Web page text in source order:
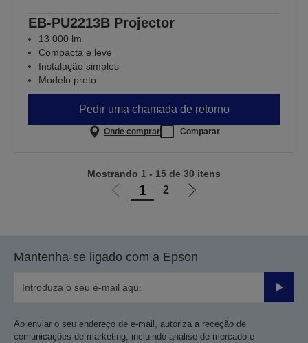
EB-PU2213B Projector
13 000 lm
Compacta e leve
Instalação simples
Modelo preto
Pedir uma chamada de retorno
Onde comprar Comparar
Ir
anterior
1 2
Ir
página
Mostrando 1 - 15 de 30 itens
Mantenha-se ligado com a Epson
Enviar
Ao enviar o seu endereço de e-mail, autoriza a receção de
comunicações de marketing, incluindo análise de mercado e